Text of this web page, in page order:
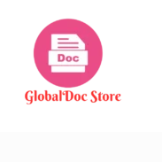
contenido